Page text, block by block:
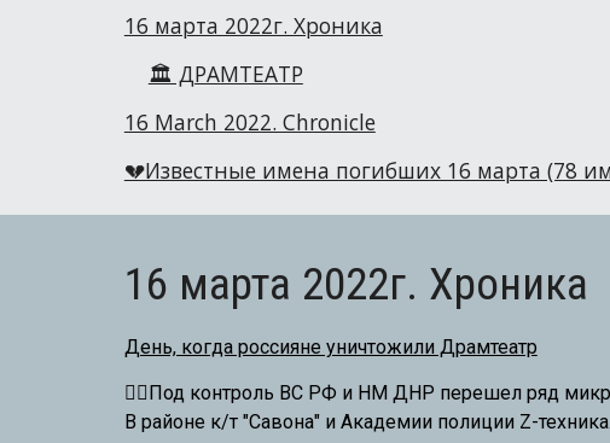
16 марта 2022г. Хроника
🏛️ ДРАМТЕАТР
16 March 2022. Chronicle
💔Известные имена погибших 16 марта (78
16 марта 2022г. Хроника
День, когда россияне уничтожили Драмтеатр
🏴‍☠️Под контроль ВС РФ и НМ ДНР перешел ряд
В районе к/т "Савона" и Академии полиции Z-